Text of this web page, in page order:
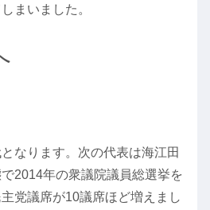
まいました。
なります。次の代表は海江田
2014年の衆議院議員総選挙を
党議席が10議席ほど増えまし